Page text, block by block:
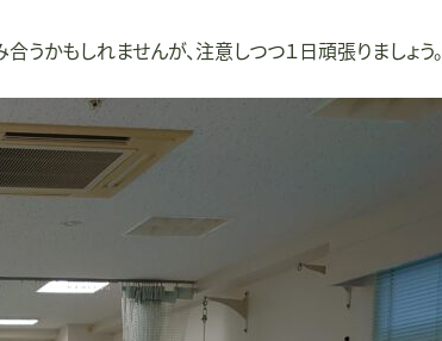
かもしれませんが、注意しつつ１日頑張りましょう。